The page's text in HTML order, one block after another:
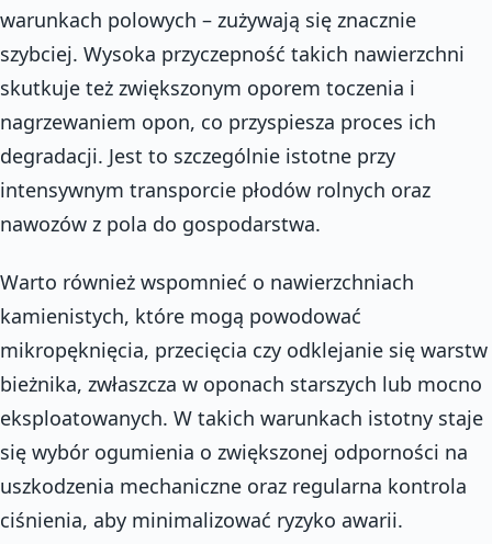
warunkach polowych – zużywają się znacznie
szybciej. Wysoka przyczepność takich nawierzchni
skutkuje też zwiększonym oporem toczenia i
nagrzewaniem opon, co przyspiesza proces ich
degradacji. Jest to szczególnie istotne przy
intensywnym transporcie płodów rolnych oraz
nawozów z pola do gospodarstwa.
Warto również wspomnieć o nawierzchniach
kamienistych, które mogą powodować
mikropęknięcia, przecięcia czy odklejanie się warstw
bieżnika, zwłaszcza w oponach starszych lub mocno
eksploatowanych. W takich warunkach istotny staje
się wybór ogumienia o zwiększonej odporności na
uszkodzenia mechaniczne oraz regularna kontrola
ciśnienia, aby minimalizować ryzyko awarii.